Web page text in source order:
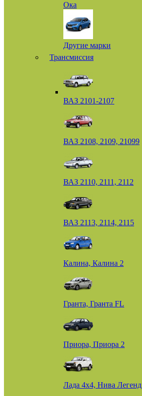
Ока
Другие марки
Трансмиссия
ВАЗ 2101-2107
ВАЗ 2108, 2109, 21099
ВАЗ 2110, 2111, 2112
ВАЗ 2113, 2114, 2115
Калина, Калина 2
Гранта, Гранта FL
Приора, Приора 2
Лада 4х4, Нива Легенд